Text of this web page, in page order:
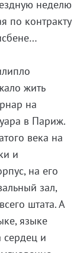
неделю
по контракту
жить
на
в Париж.
века на
и
на его
зал,
штата. А
языке
сердец и